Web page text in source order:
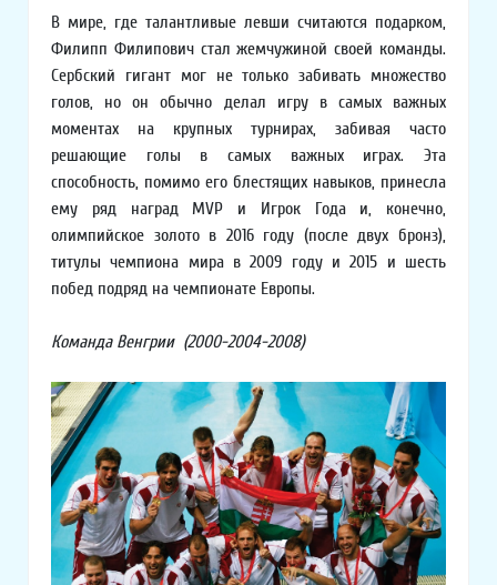
В мире, где талантливые левши считаются подарком,
Филипп Филипович стал жемчужиной своей команды.
Сербский гигант мог не только забивать множество
голов, но он обычно делал игру в самых важных
моментах на крупных турнирах, забивая часто
решающие голы в самых важных играх. Эта
способность, помимо его блестящих навыков, принесла
ему ряд наград MVP и Игрок Года и, конечно,
олимпийское золото в 2016 году (после двух бронз),
титулы чемпиона мира в 2009 году и 2015 и шесть
побед подряд на чемпионате Европы.
Команда Венгрии (2000-2004-2008)